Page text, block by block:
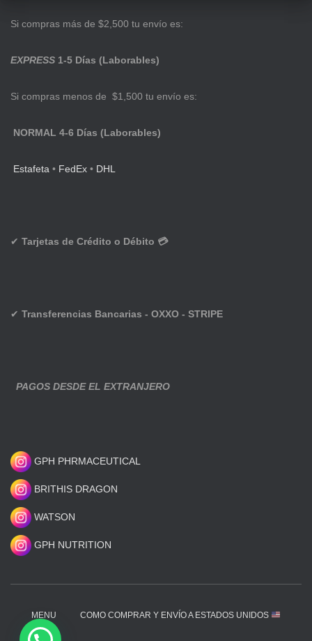
Si compras más de $2,500 tu envío es:
EXPRESS 1-5 Días (Laborables)
Si compras menos de $1,500 tu envío es:
NORMAL 4-6 Días (Laborables)
Estafeta • FedEx • DHL
✔ Tarjetas de Crédito o Débito 💳
✔ Transferencias Bancarias - OXXO - STRIPE
PAGOS DESDE EL EXTRANJERO
GPH PHRMACEUTICAL
BRITHIS DRAGON
WATSON
GPH NUTRITION
MENU COMO COMPRAR Y ENVÍO A ESTADOS UNIDOS